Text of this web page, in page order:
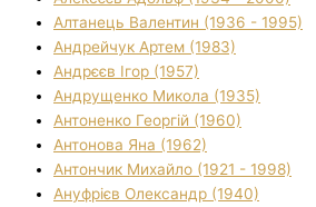
Алтанець Валентин (1936 - 1995)
Андрейчук Артем (1983)
Андрєєв Ігор (1957)
Андрущенко Микола (1935)
Антоненко Георгій (1960)
Антонова Яна (1962)
Антончик Михайло (1921 - 1998)
Ануфрієв Олександр (1940)